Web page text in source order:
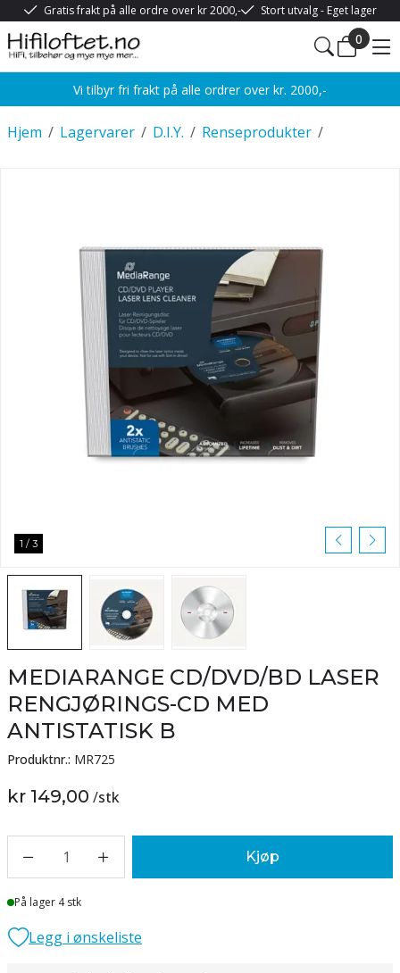
Gratis frakt på alle ordre over kr 2000,- Stort utvalg - Eget lager
0
Vi tilbyr fri frakt på alle ordrer over kr. 2000,-
/
Hjem /
Lagervarer /
D.I.Y. /
Renseprodukter
1 / 3
MEDIARANGE CD/DVD/BD LASER
RENGJØRINGS-CD MED
ANTISTATISK B
Produktnr.: MR725
kr 149,00 /stk
1 Kjøp
Lager
På lager 4 stk
Legg i ønskeliste